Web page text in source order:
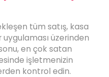
tüm satış, kasa
üzerinden
en çok satan
işletmenizin
kontrol edin.